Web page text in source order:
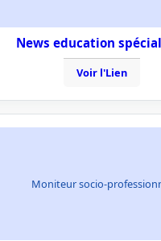
News education
Voir l'Lien
Moniteur socio-